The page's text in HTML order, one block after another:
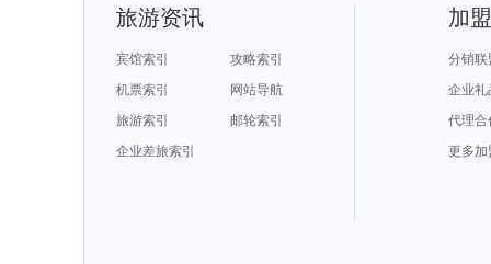
旅游资讯
宾馆索引
攻略索引
机票索引
网站导航
旅游索引
邮轮索引
企业差旅索引
加
分销联
企业礼
代理合
更多加